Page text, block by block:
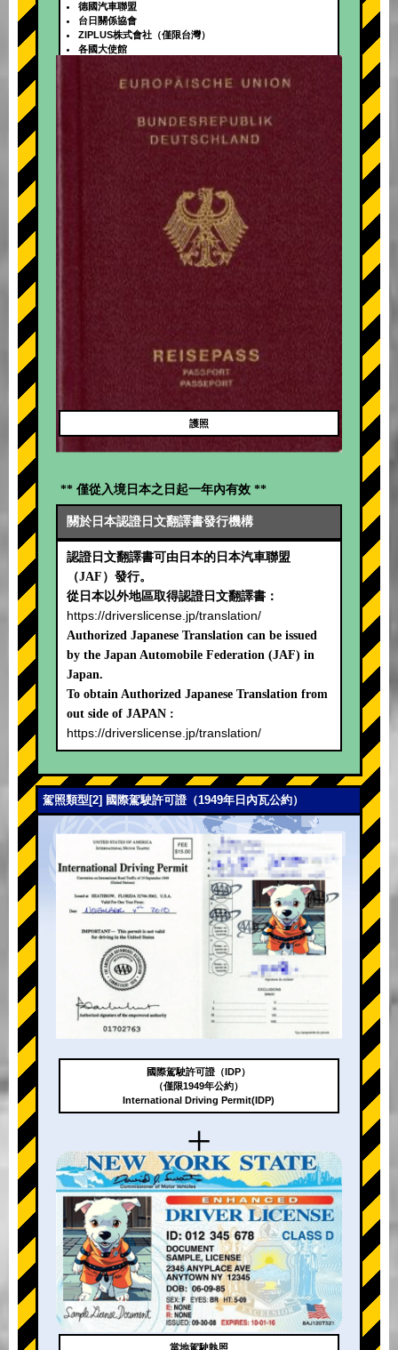
+
德國汽車聯盟
台日關係協會
ZIPLUS株式會社（僅限台灣）
各國大使館
護照
** 僅從入境日本之日起一年內有效 **
關於日本認證日文翻譯書發行機構
認證日文翻譯書可由日本的日本汽車聯盟
（JAF）發行。
從日本以外地區取得認證日文翻譯書：
https://driverslicense.jp/translation/
Authorized Japanese Translation can be issued
by the Japan Automobile Federation (JAF) in
Japan.
To obtain Authorized Japanese Translation from
out side of JAPAN :
https://driverslicense.jp/translation/
駕照類型[2] 國際駕駛許可證（1949年日內瓦公約）
+
國際駕駛許可證（IDP）
（僅限1949年公約）
International Driving Permit(IDP)
當地駕駛執照